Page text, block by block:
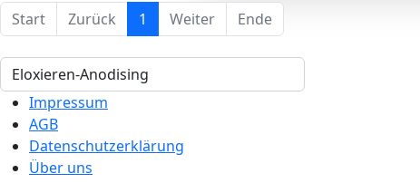
Start Zurück 1 Weiter Ende
Impressum
AGB
Datenschutzerklärung
Über uns